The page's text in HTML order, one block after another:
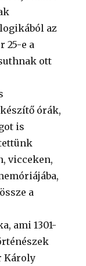
az
25-e a
ott
órák,
is
vicceken,
a
ami 1301-
Károly